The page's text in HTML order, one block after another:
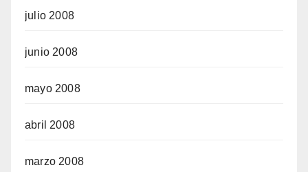
julio 2008
junio 2008
mayo 2008
abril 2008
marzo 2008